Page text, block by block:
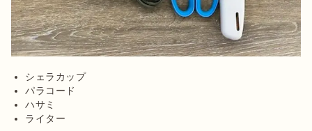
シェラカップ
パラコード
ハサミ
ライター